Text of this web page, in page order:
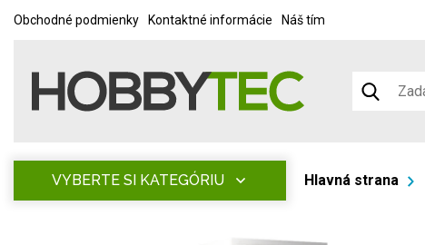
Obchodné podmienky Kontaktné informácie Náš tím
VYBERTE SI KATEGÓRIU Hlavná strana